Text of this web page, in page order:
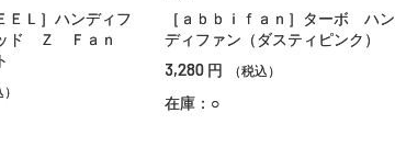
ＥＬ］ハンディフ
ド Ｚ Ｆａｎ
［ａｂｂｉｆａｎ］ターボ ハン
ディファン（ダスティピンク）
3,280 円 （税込）
在庫：○